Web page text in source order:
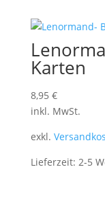
Karten
8,95 €
inkl. MwSt.
exkl.
Lieferzeit: 2-5